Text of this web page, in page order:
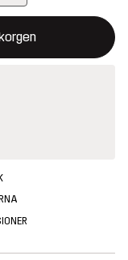
som bekräftar en ny